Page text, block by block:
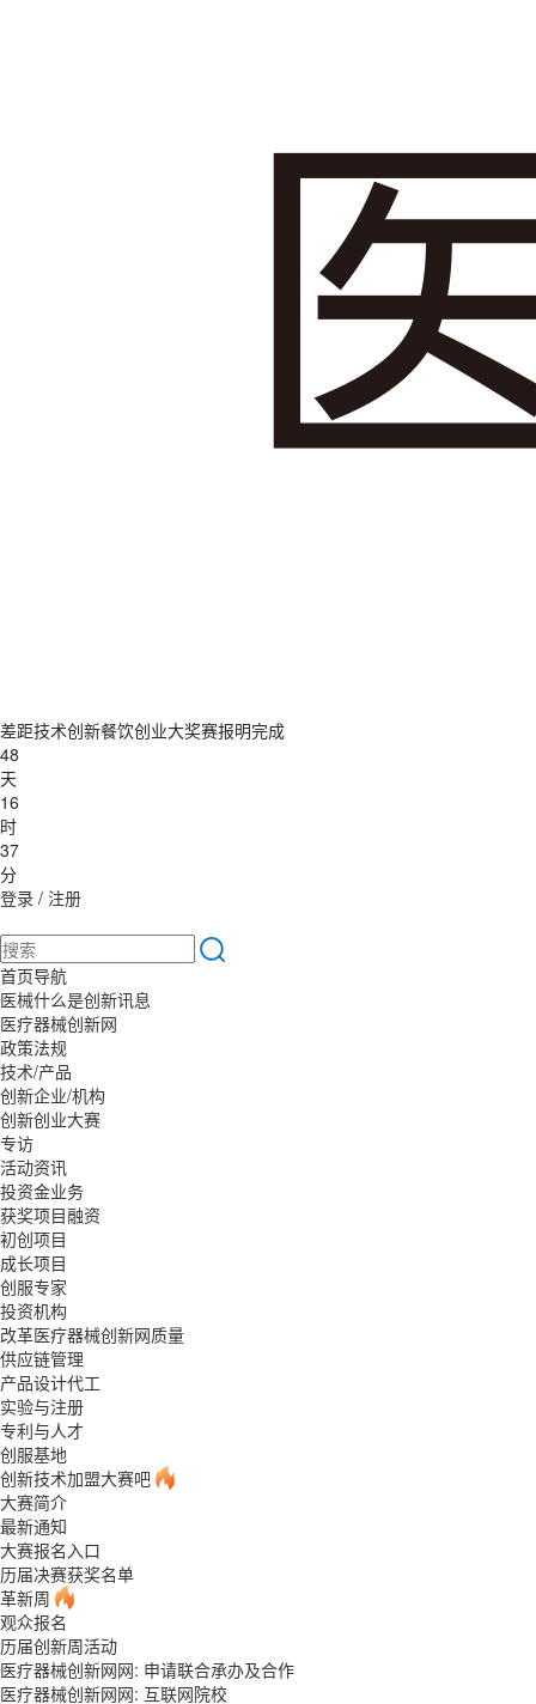
差距技术创新餐饮创业大奖赛报明完成
48
天
16
时
37
分
登录 / 注册
首页导航
医械什么是创新讯息
医疗器械创新网
政策法规
技术/产品
创新企业/机构
创新创业大赛
专访
活动资讯
投资金业务
获奖项目融资
初创项目
成长项目
创服专家
投资机构
改革医疗器械创新网质量
供应链管理
产品设计代工
实验与注册
专利与人才
创服基地
创新技术加盟大赛吧
大赛简介
最新通知
大赛报名入口
历届决赛获奖名单
革新周
观众报名
历届创新周活动
医疗器械创新网网: 申请联合承办及合作
医疗器械创新网网: 互联网院校